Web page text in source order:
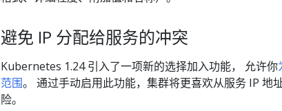
避免 IP 分配给服务的冲突
Kubernetes 1.24 引入了一项新的选择加入功能， 允许你
范围。 通过手动启用此功能，集群将更喜欢从服务 IP 地
险。